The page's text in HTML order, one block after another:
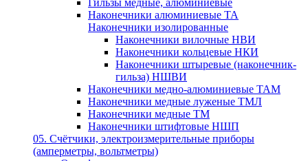
Гильзы медные, алюминиевые
Наконечники алюминиевые ТА
Наконечники изолированные
Наконечники вилочные НВИ
Наконечники кольцевые НКИ
Наконечники штыревые (наконечник-
гильза) НШВИ
Наконечники медно-алюминиевые ТАМ
Наконечники медные луженые ТМЛ
Наконечники медные ТМ
Наконечники штифтовые НШП
05. Счётчики, электроизмерительные приборы
(амперметры, вольтметры)